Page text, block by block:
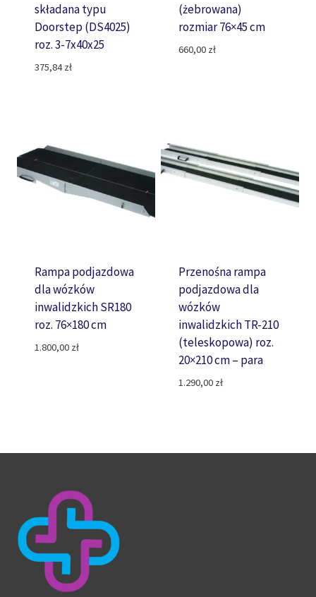
składana typu
Doorstep (DS4025)
roz. 3-7x40x25
375,84zł
(żebrowana)
rozmiar 76×45 cm
660,00 zł
Rampa podjazdowa
dla wózków
inwalidzkich SR180
roz. 76×180 cm
1.800,00 zł
Przenośna rampa
podjazdowa dla
wózków
inwalidzkich TR-210
(teleskopowa) roz.
20×210 cm – para
1.290,00 zł